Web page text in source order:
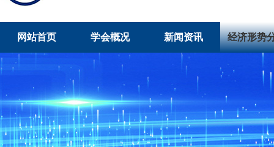
网站首页 学会概况
学会介绍
学术委员会
学会领导
新闻资讯
新闻动态
学会动态
经济形势
经济数据
经济运行与